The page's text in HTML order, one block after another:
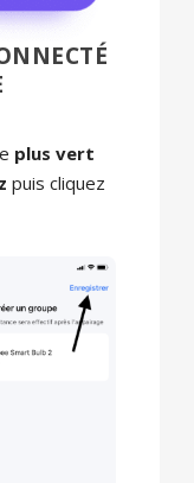
plus vert
puis cliquez